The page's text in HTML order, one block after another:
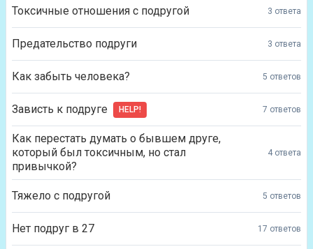
Токсичные отношения с подругой 3 ответа
Предательство подруги 3 ответа
Как забыть человека? 5 ответов
Зависть к подруге HELP! 7 ответов
Как перестать думать о бывшем друге,
который был токсичным, но стал
привычкой?
4 ответа
Тяжело с подругой 5 ответов
Нет подруг в 27 17 ответов